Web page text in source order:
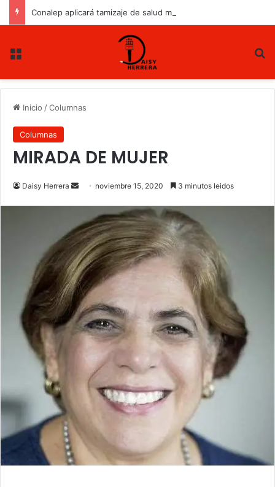
Inicio /Columnas
Columnas
MIRADA DE MUJER
Daisy Herrera
d
a
n
e
m
a
i
l
noviembre 15, 2020 3 minutos leidos